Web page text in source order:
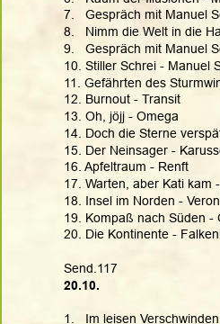
7.   Gespräch mit Manuel
8.   Nimm die Welt in die
9.   Gespräch mit Manuel
10. Stiller Schrei - Manuel
11. Gefährten des
12. Burnout - Transit
13. Oh, jöjj - Omega
14. Doch die Sterne
15. Der Neinsager -
16. Apfeltraum - Renft
17. Warten, aber Kati kam
18. Insel im Norden -
19. Kompaß nach Süden -
20. Die Kontinente -
Send.117
20.10.
1.   Im leisen